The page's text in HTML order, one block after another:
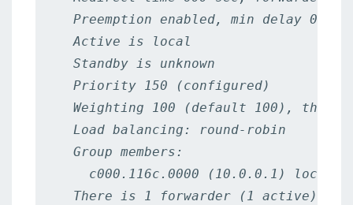
  Preemption enabled, min delay 0 sec
  Active is local
  Standby is unknown
  Priority 150 (configured)
Weighting 100 (default 100),
  Load balancing: round-robin
  Group members:
    c000.116c.0000 (10.0.0.1) local
  There is 1 forwarder (1 active)